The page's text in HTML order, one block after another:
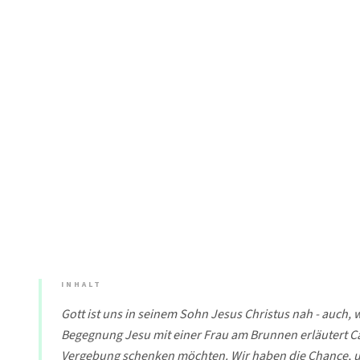
INHALT
Gott ist uns in seinem Sohn Jesus Christus nah -
Begegnung Jesu mit einer Frau am Brunnen erläutert
Vergebung schenken möchten. Wir haben die